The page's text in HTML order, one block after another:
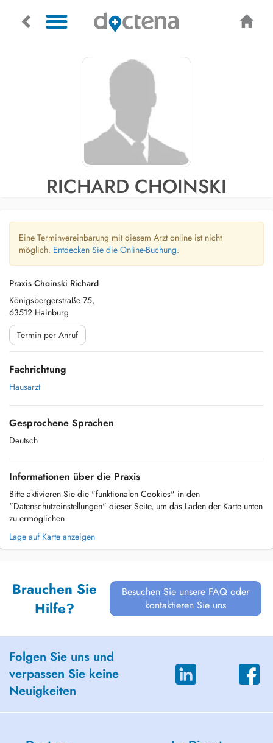
RICHARD CHOINSKI
Eine Terminvereinbarung mit diesem Arzt online ist nicht
möglich. Entdecken Sie die Online-Buchung.
Praxis Choinski Richard
Königsbergerstraße 75,
63512 Hainburg
Termin per Anruf
Fachrichtung
Hausarzt
Gesprochene Sprachen
Deutsch
Informationen über die Praxis
Bitte aktivieren Sie die "funktionalen Cookies" in den
"Datenschutzeinstellungen" dieser Seite, um das Laden der Karte unten
zu ermöglichen
Lage auf Karte anzeigen
Brauchen Sie
Hilfe?
Besuchen Sie unsere FAQ oder
kontaktieren Sie uns
Folgen Sie uns und
verpassen Sie keine
Neuigkeiten